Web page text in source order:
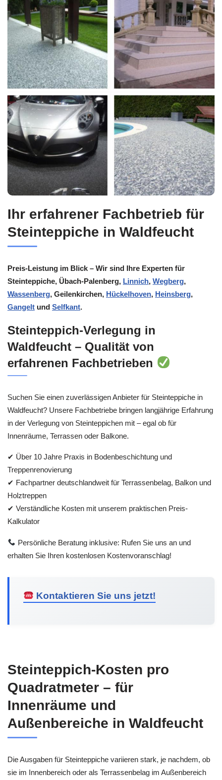
Ihr erfahrener Fachbetrieb für
Steinteppiche in Waldfeucht
Preis-Leistung im Blick – Wir sind Ihre Experten für
Steinteppiche, Übach-Palenberg, Linnich, Wegberg,
Wassenberg, Geilenkirchen, Hückelhoven, Heinsberg,
Gangelt und Selfkant.
Steinteppich-Verlegung in
Waldfeucht – Qualität von
erfahrenen Fachbetrieben
Suchen Sie einen zuverlässigen Anbieter für Steinteppiche in
Waldfeucht? Unsere Fachbetriebe bringen langjährige Erfahrung
in der Verlegung von Steinteppichen mit – egal ob für
Innenräume, Terrassen oder Balkone.
✔ Über 10 Jahre Praxis in Bodenbeschichtung und
Treppenrenovierung
✔ Fachpartner deutschlandweit für Terrassenbelag, Balkon und
Holztreppen
✔ Verständliche Kosten mit unserem praktischen Preis-
Kalkulator
Persönliche Beratung inklusive: Rufen Sie uns an und
erhalten Sie Ihren kostenlosen Kostenvoranschlag!
Kontaktieren Sie uns jetzt!
Steinteppich-Kosten pro
Quadratmeter – für
Innenräume und
Außenbereiche in Waldfeucht
Die Ausgaben für Steinteppiche variieren stark, je nachdem, ob
sie im Innenbereich oder als Terrassenbelag im Außenbereich